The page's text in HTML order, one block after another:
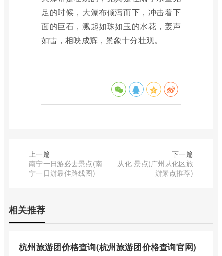
足的时候，大瀑布倾泻而下，冲击着下
面的巨石，溅起如珠如玉的水花，轰声
如雷，相映成辉，景象十分壮观。
上一篇
南宁一日游必去景点(南
宁一日游最佳路线图)
下一篇
从化 景点(广州从化区旅
游景点推荐)
相关推荐
杭州旅游团价格查询(杭州旅游团价格查询官网)